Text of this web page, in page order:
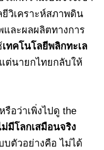
วิเคราะห์สภาพดิน
ละผลผลิตทางการ
เทคโนโลยีพลิกทะเล
แต่นายกไทยกลับให้
อว่าเพิ่งไปดู the
ม่มีโลกเสมือนจริง
บตัวอย่างคือ ไม่ได้